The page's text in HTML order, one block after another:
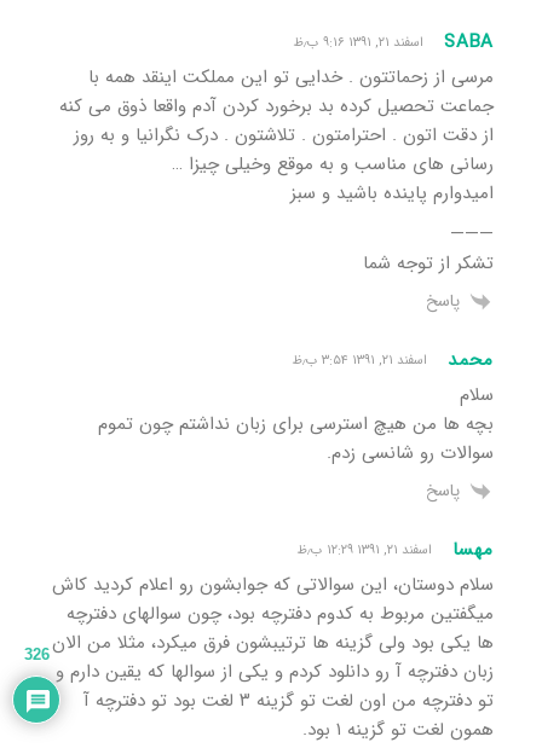
SABA اسفند ۲۱, ۱۳۹۱ ۹:۱۶ ب٫ظ
مرسی از زحماتتون . خدایی تو این مملکت اینقد همه با
جماعت تحصیل کرده بد برخورد کردن آدم واقعا ذوق می کنه
از دقت اتون . احترامتون . تلاشتون . درک نگرانیا و به روز
رسانی های مناسب و به موقع وخیلی چیزا …
امیدوارم پاینده باشید و سبز
———
تشکر از توجه شما
پاسخ
محمد اسفند ۲۱, ۱۳۹۱ ۳:۵۴ ب٫ظ
سلام
بچه ها من هیچ استرسی برای زبان نداشتم چون تموم
سوالات رو شانسی زدم.
پاسخ
مهسا اسفند ۲۱, ۱۳۹۱ ۱۲:۲۹ ب٫ظ
سلام دوستان، این سوالاتی که جوابشون رو اعلام کردید کاش
میگفتین مربوط به کدوم دفترچه بود، چون سوالهای دفترچه
ها یکی بود ولی گزینه ها ترتیبشون فرق میکرد، مثلا من الان
زبان دفترچه آ رو دانلود کردم و یکی از سوالها که یقین دارم و
تو دفترچه من اون لغت تو گزینه ۳ لغت بود تو دفترچه آ
همون لغت تو گزینه ۱ بود.
326